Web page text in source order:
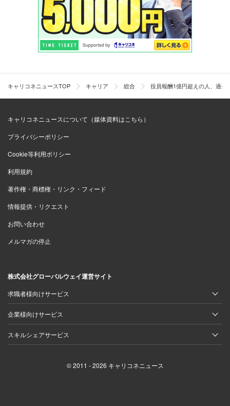
キャリコネニュースTOP キャリア 総合 役員報酬1億円超えの人、過
キャリコネニュースについて（媒体資料はこちら）
プライバシーポリシー
Cookie等利用ポリシー
利用規約
著作権・商標権・リンク・フィード
情報提供・リクエスト
お問い合わせ
メルマガの停止
株式会社グローバルウェイ運営サイト
求職者様向けサービス
企業様向けサービス
スキルシェアサービス
© 2011 - 2026 キャリコネニュース